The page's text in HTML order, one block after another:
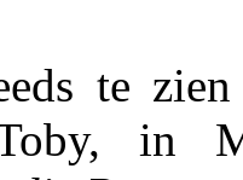
te
in